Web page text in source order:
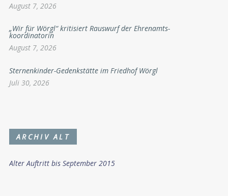
August 7, 2026
„Wir für Wörgl“ kritisiert Rauswurf der Ehrenamts-
koordinatorin
August 7, 2026
Sternenkinder-Gedenkstätte im Friedhof Wörgl
Juli 30, 2026
ARCHIV ALT
Alter Auftritt bis September 2015